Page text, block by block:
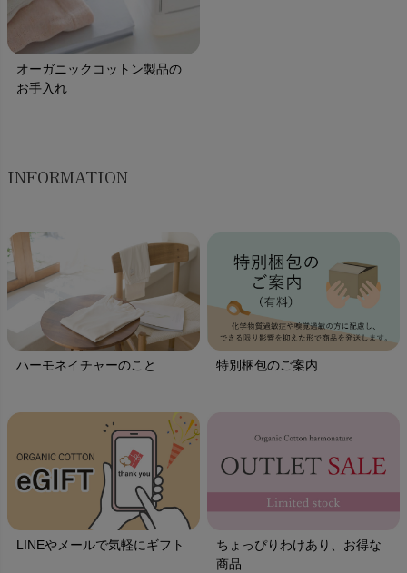
オーガニックコットン製品の
お手入れ
INFORMATION
ハーモネイチャーのこと 特別梱包のご案内
LINEやメールで気軽にギフト
ちょっぴりわけあり、お得な
商品